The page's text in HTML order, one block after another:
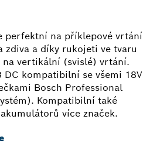
perfektní na příklepové vrtání
zdiva a díky rukojeti ve tvaru
na vertikální (svislé) vrtání.
DC kompatibilní se všemi 18V
Bosch Professional
Kompatibilní také
více značek.